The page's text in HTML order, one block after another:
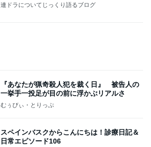
スペインバスクからこんにちは！診療日記＆
日常エピソード106
水谷孝のブログ「つれづれなるままに」
あたしンちと仕様の変わったスタンプラリー
(|| ゜Д゜)